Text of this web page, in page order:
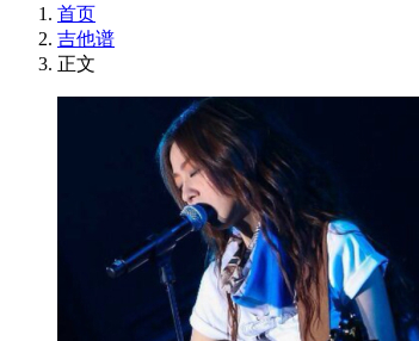
首页
吉他谱
正文